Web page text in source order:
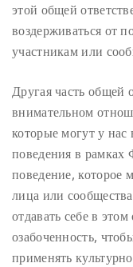
этой общей
воздерживаться от
участникам или
Другая часть общей
внимательном
которые могут у нас
поведения в
поведение, которое
лица или
отдавать себе в
озабоченность,
применять